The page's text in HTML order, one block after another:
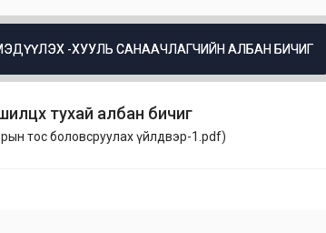
МЭДҮҮЛЭХ -ХУУЛЬ САНААЧЛАГЧИЙН АЛБАН БИЧИГ
тухай албан бичиг
тос боловсруулах үйлдвэр-1.pdf)